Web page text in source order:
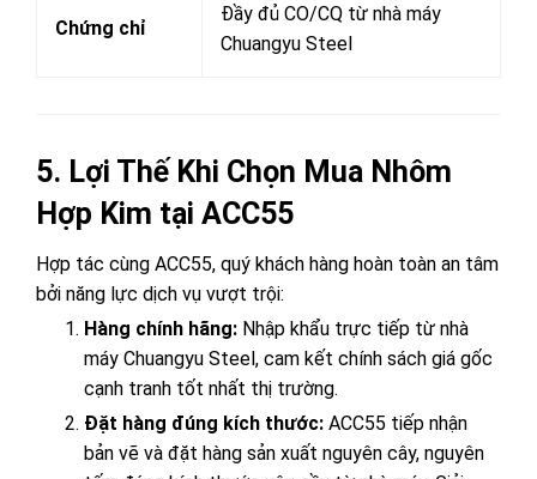
Chứng chỉ
Đầy đủ CO/CQ từ nhà máy
Chuangyu Steel
5. Lợi Thế Khi Chọn Mua Nhôm
Hợp Kim tại ACC55
Hợp tác cùng ACC55, quý khách hàng hoàn toàn an tâm
bởi năng lực dịch vụ vượt trội:
Hàng chính hãng: Nhập khẩu trực tiếp từ nhà
máy Chuangyu Steel, cam kết chính sách giá gốc
cạnh tranh tốt nhất thị trường.
Đặt hàng đúng kích thước: ACC55 tiếp nhận
bản vẽ và đặt hàng sản xuất nguyên cây, nguyên